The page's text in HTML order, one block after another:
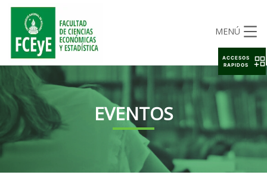
MENÚ
EVENTOS
ACCESOS
RAPIDOS